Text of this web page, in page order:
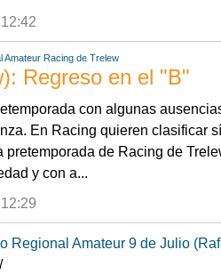
Amateur Racing de Trelew
Regreso en el "B"
con algunas
En Racing quieren clasificar
pretemporada de Racing de
y con a...
Regional Amateur 9 de Julio